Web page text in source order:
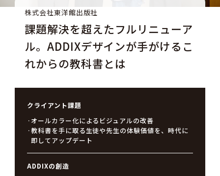
株式会社東洋館出版社
課題解決を超えたフルリニューア
ル。ADDIXデザインが手がけるこ
れからの教科書とは
クライアント課題
オールカラー化によるビジュアルの改善
教科書を手に取る生徒や先生の体験価値を、時代に
即してアップデート
ADDIXの創造